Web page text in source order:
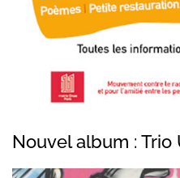
Nouvel album :